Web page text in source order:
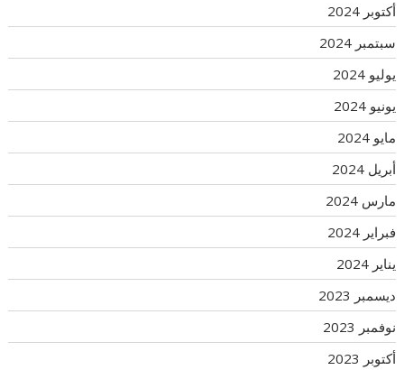
أكتوبر 2024
سبتمبر 2024
يوليو 2024
يونيو 2024
مايو 2024
أبريل 2024
مارس 2024
فبراير 2024
يناير 2024
ديسمبر 2023
نوفمبر 2023
أكتوبر 2023